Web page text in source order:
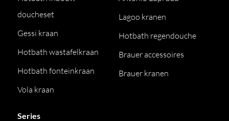
doucheset
Gessi kraan
Hotbath wastafelkraan
Hotbath fonteinkraan
Vola kraan
Lagoo kranen
Hotbath regendouche
Brauer accessoires
Brauer kranen
Series